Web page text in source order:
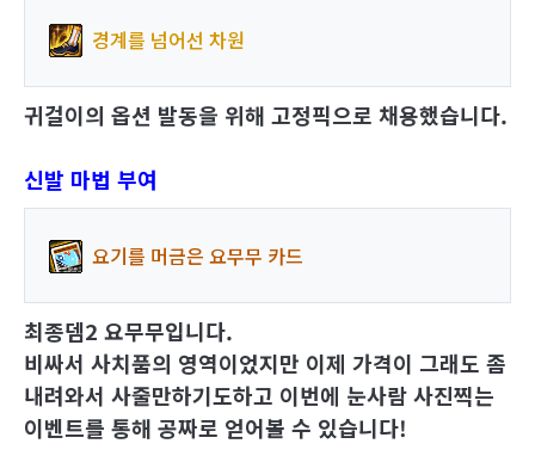
경계를 넘어선 차원
귀걸이의 옵션 발동을 위해 고정픽으로 채용했습니다.
신발 마법 부여
요기를 머금은 요무무 카드
최종뎀2 요무무입니다.
비싸서 사치품의 영역이었지만 이제 가격이 그래도 좀
내려와서 사줄만하기도하고 이번에 눈사람 사진찍는
이벤트를 통해 공짜로 얻어볼 수 있습니다!